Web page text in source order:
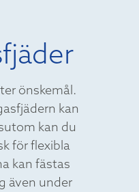
önskemål.
kan
kan du
för flexibla
kan fästas
även under